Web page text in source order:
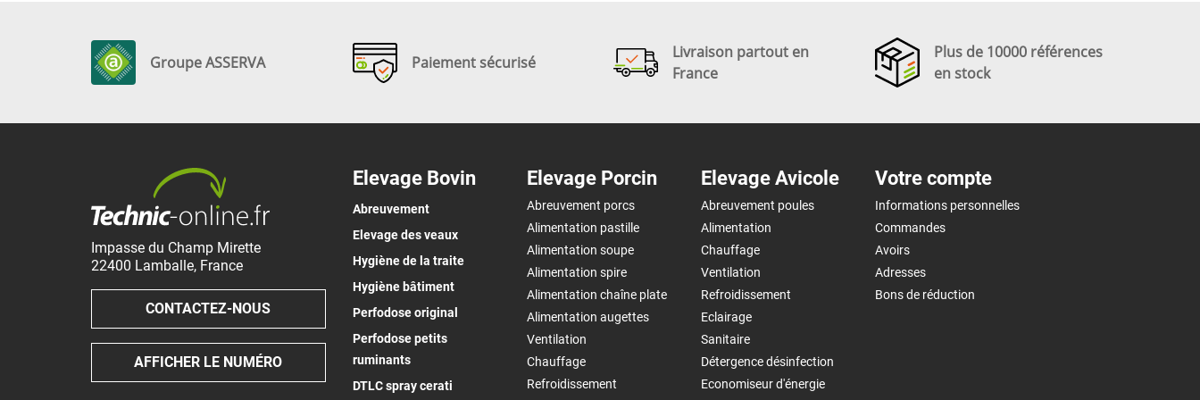
Groupe ASSERVA Paiement sécurisé
Livraison partout en
France
Plus de 10000 références
en stock
Impasse du Champ Mirette
22400 Lamballe, France
CONTACTEZ-NOUS
AFFICHER LE NUMÉRO
Elevage Bovin
Abreuvement
Elevage des veaux
Hygiène de la traite
Hygiène bâtiment
Perfodose original
Perfodose petits
ruminants
DTLC spray cerati
Elevage Porcin
Abreuvement porcs
Alimentation pastille
Alimentation soupe
Alimentation spire
Alimentation chaîne plate
Alimentation augettes
Ventilation
Chauffage
Refroidissement
Elevage Avicole
Abreuvement poules
Alimentation
Chauffage
Ventilation
Refroidissement
Eclairage
Sanitaire
Détergence désinfection
Economiseur d'énergie
Votre compte
Informations personnelles
Commandes
Avoirs
Adresses
Bons de réduction